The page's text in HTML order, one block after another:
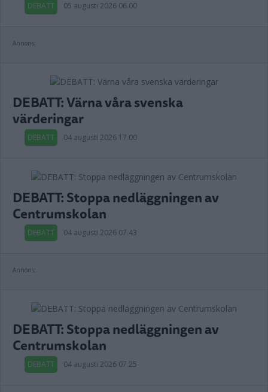
DEBATT 05 augusti 2026 06.00
Annons:
DEBATT: Värna våra svenska
värderingar
DEBATT 04 augusti 2026 17.00
DEBATT: Stoppa nedläggningen av
Centrumskolan
DEBATT 04 augusti 2026 07.43
Annons:
DEBATT: Stoppa nedläggningen av
Centrumskolan
DEBATT 04 augusti 2026 07.25